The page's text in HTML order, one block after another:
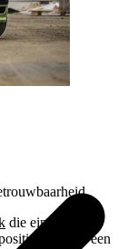
die eind jaren
als een